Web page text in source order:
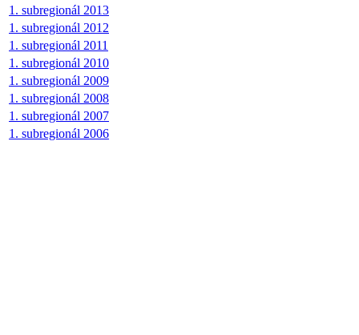
1. subregionál 2013
1. subregionál 2012
1. subregionál 2011
1. subregionál 2010
1. subregionál 2009
1. subregionál 2008
1. subregionál 2007
1. subregionál 2006